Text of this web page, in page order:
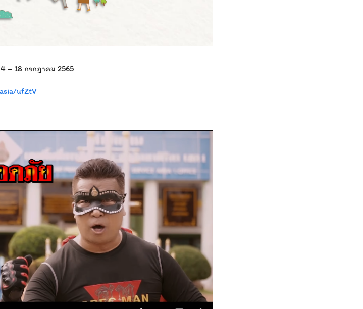
Search
– 18 กรกฎาคม 2565
ufZtV